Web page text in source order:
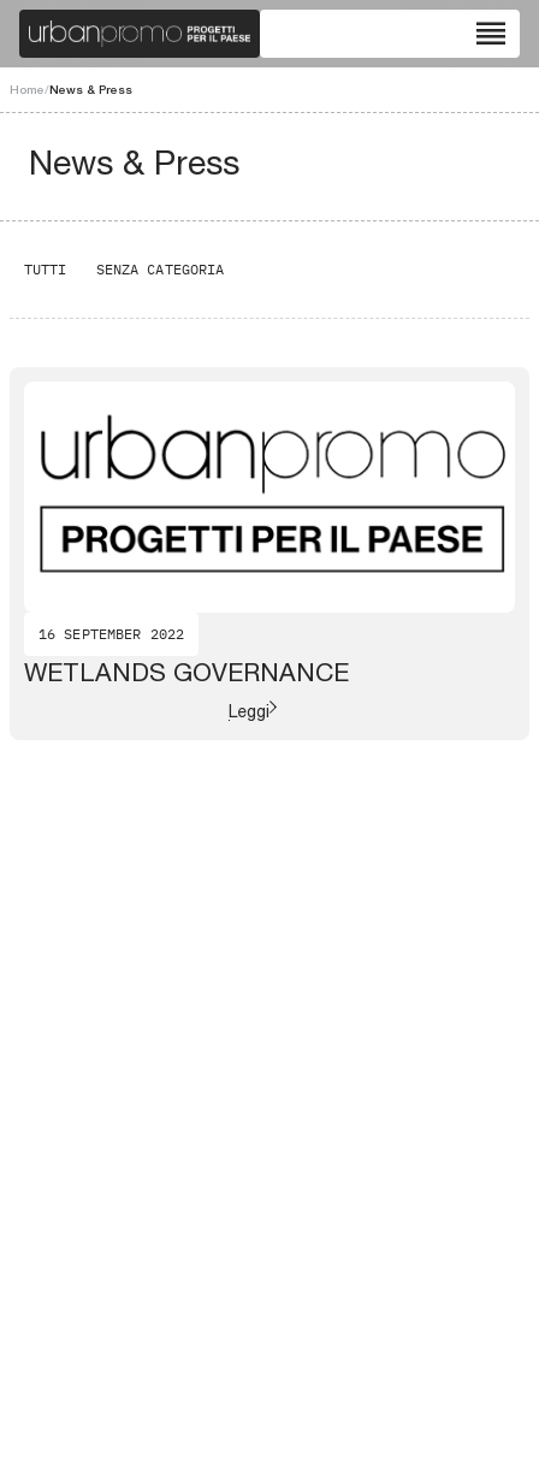
reorder
Home/News & Press
News & Press
TUTTI SENZA CATEGORIA
16 SEPTEMBER 2022
WETLANDS GOVERNANCE
Leggi